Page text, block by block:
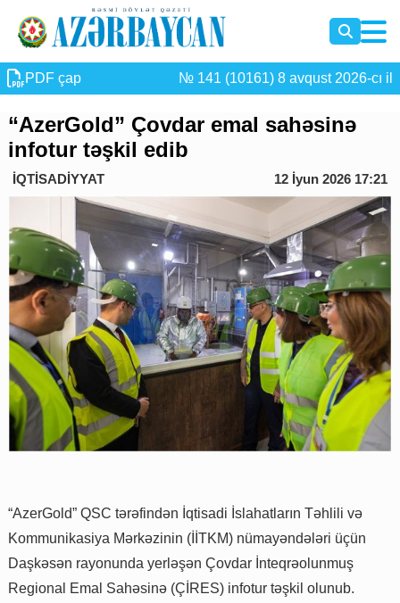
PDF çap № 141 (10161) 8 avqust 2026-cı il
“AzerGold” Çovdar emal sahəsinə
infotur təşkil edib
İQTİSADİYYAT 12 İyun 2026 17:21
“AzerGold” QSC tərəfindən İqtisadi İslahatların Təhlili və
Kommunikasiya Mərkəzinin (İİTKM) nümayəndələri üçün
Daşkəsən rayonunda yerləşən Çovdar İnteqrəolunmuş
Regional Emal Sahəsinə (ÇİRES) infotur təşkil olunub.